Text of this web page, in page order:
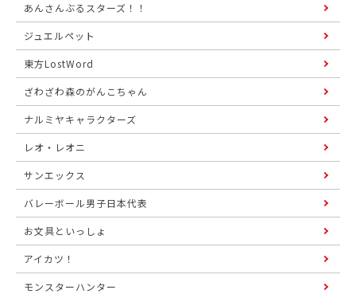
あんさんぶるスターズ！！
ジュエルペット
東方LostWord
ざわざわ森のがんこちゃん
ナルミヤキャラクターズ
レオ・レオニ
サンエックス
バレーボール男子日本代表
お文具といっしょ
アイカツ！
モンスターハンター